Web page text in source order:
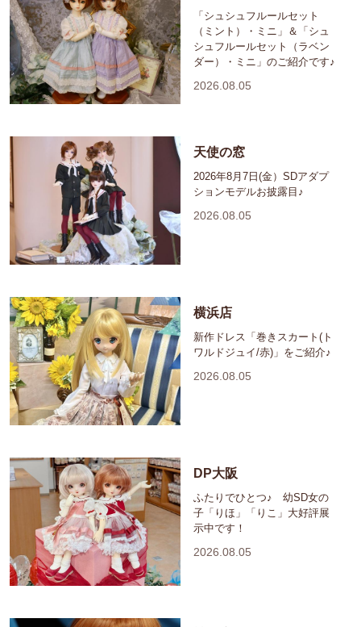
「シュシュフルールセット
（ミント）・ミニ」＆「シュ
シュフルールセット（ラベン
ダー）・ミニ」のご紹介です♪
2026.08.05
天使の窓
2026年8月7日(金）SDアダプ
ションモデルお披露目♪
2026.08.05
横浜店
新作ドレス「巻きスカート(ト
ワルドジュイ/赤)」をご紹介♪
2026.08.05
DP大阪
ふたりでひとつ♪ 幼SD女の
子「りほ」「りこ」大好評展
示中です！
2026.08.05